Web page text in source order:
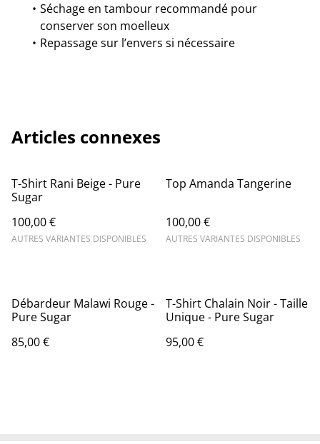
Séchage en tambour recommandé pour
conserver son moelleux
Repassage sur l’envers si nécessaire
Articles connexes
T-Shirt Rani Beige - Pure
Sugar
100,00 €
AUTRES VARIANTES DISPONIBLES
Top Amanda Tangerine
100,00 €
AUTRES VARIANTES DISPONIBLES
Débardeur Malawi Rouge -
Pure Sugar
85,00 €
T-Shirt Chalain Noir - Taille
Unique - Pure Sugar
95,00 €